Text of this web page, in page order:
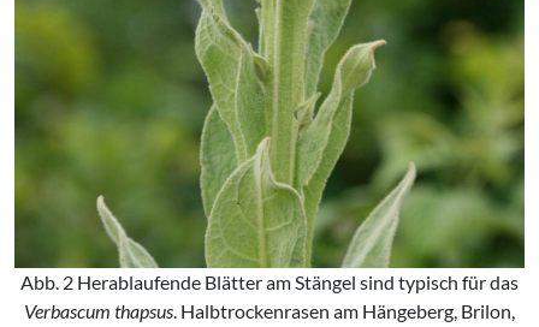
Abb. 2 Herablaufende Blätter am Stängel sind typisch für das
Verbascum thapsus. Halbtrockenrasen am Hängeberg, Brilon,